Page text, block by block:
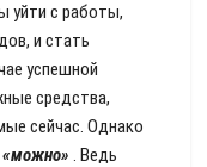
уйти с работы,
и стать
успешной
средства,
сейчас. Однако
«можно» . Ведь